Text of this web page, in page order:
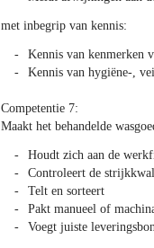
met inbegrip van kennis:
Kennis van kenmerken
Kennis van hygiëne-,
Competentie 7:
Maakt het behandelde
Houdt zich aan de
Controleert de
Telt en sorteert
Pakt manueel of
Voegt juiste